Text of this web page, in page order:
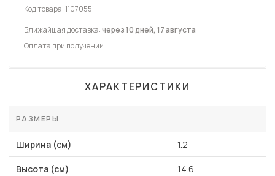
Код товара:1107055
Ближайшая доставка:через 10 дней, 17 августа
Оплата при получении
ХАРАКТЕРИСТИКИ
РАЗМЕРЫ
Ширина (см) 1.2
Высота (см) 14.6